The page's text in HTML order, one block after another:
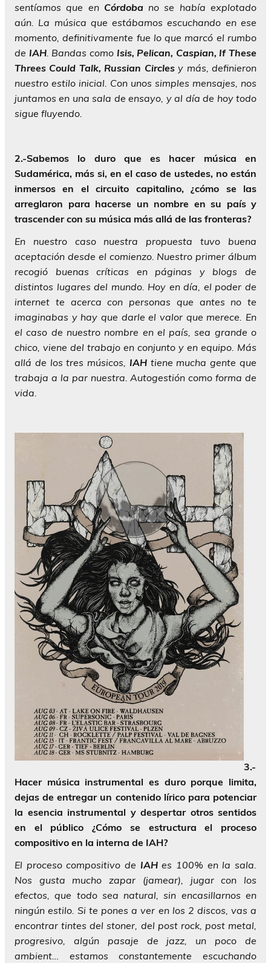
sentíamos que en Córdoba no se había explotado
aún. La música que estábamos escuchando en ese
momento, definitivamente fue lo que marcó el rumbo
de IAH. Bandas como Isis, Pelican, Caspian, If These
Threes Could Talk, Russian Circlesy más, definieron
nuestro estilo inicial. Con unos simples mensajes, nos
juntamos en una sala de ensayo, y al día de hoy todo
sigue fluyendo.
2.-Sabemos lo duro que es hacer música en
Sudamérica, más si, en el caso de ustedes, no están
inmersos en el circuito capitalino, ¿cómo se las
arreglaron para hacerse un nombre en su país y
trascender con su música más allá de las fronteras?
En nuestro caso nuestra propuesta tuvo buena
aceptación desde el comienzo. Nuestro primer álbum
recogió buenas críticas en páginas y blogs de
distintos lugares del mundo. Hoy en día, el poder de
internet te acerca con personas que antes no te
imaginabas y hay que darle el valor que merece. En
el caso de nuestro nombre en el país, sea grande o
chico, viene del trabajo en conjunto y en equipo. Más
allá de los tres músicos, IAHtiene mucha gente que
trabaja a la par nuestra. Autogestión como forma de
vida.
3.-
Hacer música instrumental es duro porque limita,
dejas de entregar un contenido lírico para potenciar
la esencia instrumental y despertar otros sentidos
en el público ¿Cómo se estructura el proceso
compositivo en la interna de IAH?
El proceso compositivo de IAHes 100% en la sala.
Nos gusta mucho zapar (jamear), jugar con los
efectos, que todo sea natural, sin encasillarnos en
ningún estilo. Si te pones a ver en los 2 discos, vas a
encontrar tintes del stoner, del post rock, post metal,
progresivo, algún pasaje de jazz, un poco de
ambient… estamos constantemente escuchando